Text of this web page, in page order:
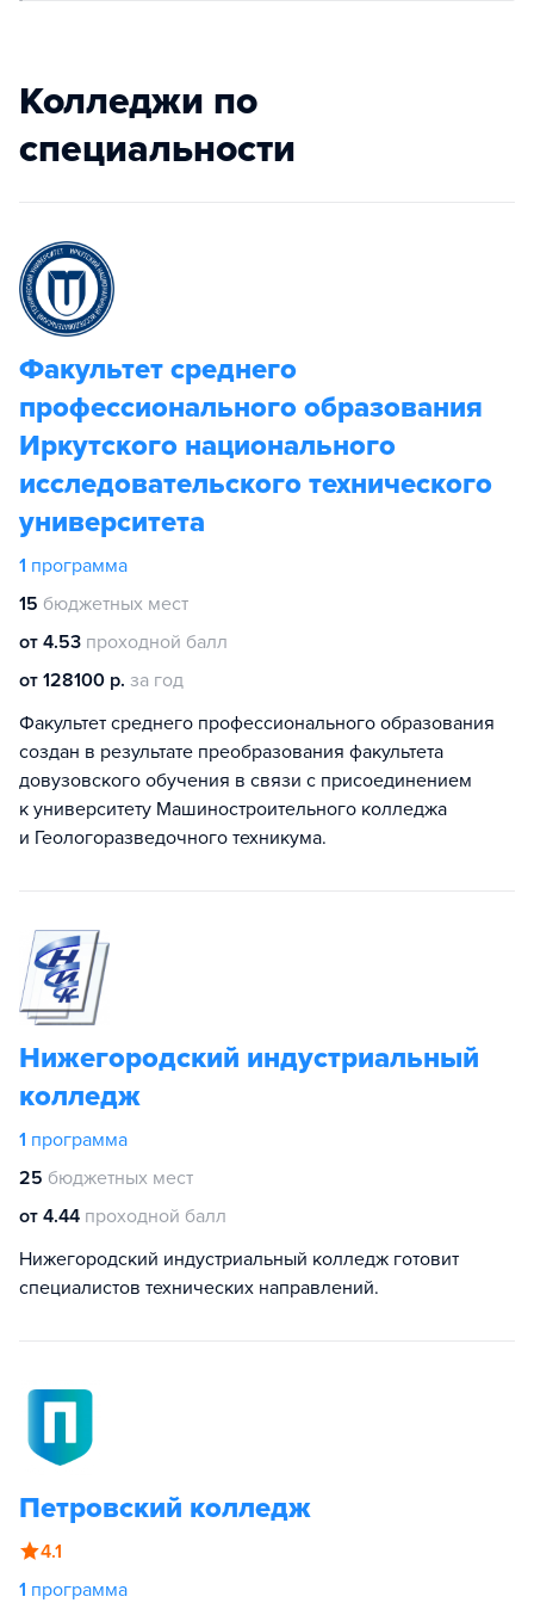
Колледжи по
специальности
Факультет среднего
профессионального образования
Иркутского национального
исследовательского технического
университета
1 программа
15 бюджетных мест
от 4.53 проходной балл
от 128100 р. за год
Факультет среднего профессионального образования
создан в результате преобразования факультета
довузовского обучения в связи с присоединением
к университету Машиностроительного колледжа
и Геологоразведочного техникума.
Нижегородский индустриальный
колледж
1 программа
25 бюджетных мест
от 4.44 проходной балл
Нижегородский индустриальный колледж готовит
специалистов технических направлений.
Петровский колледж
4.1
1 программа